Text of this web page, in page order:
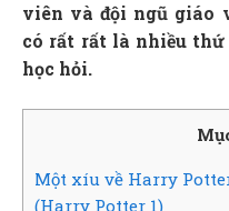
viên và đội ngũ giáo
có rất rất là nhiều
học hỏi.
Một xíu về Harry
(Harry Potter 1)